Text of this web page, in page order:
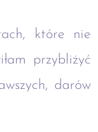
które nie
przybliżyć
darów